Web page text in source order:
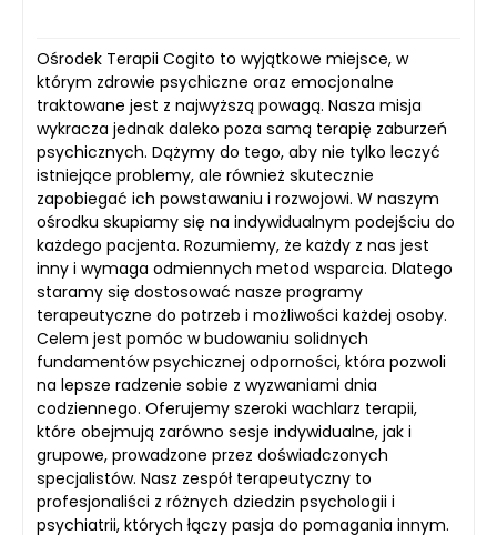
Ośrodek Terapii Cogito to wyjątkowe miejsce, w
którym zdrowie psychiczne oraz emocjonalne
traktowane jest z najwyższą powagą. Nasza misja
wykracza jednak daleko poza samą terapię zaburzeń
psychicznych. Dążymy do tego, aby nie tylko leczyć
istniejące problemy, ale również skutecznie
zapobiegać ich powstawaniu i rozwojowi. W naszym
ośrodku skupiamy się na indywidualnym podejściu do
każdego pacjenta. Rozumiemy, że każdy z nas jest
inny i wymaga odmiennych metod wsparcia. Dlatego
staramy się dostosować nasze programy
terapeutyczne do potrzeb i możliwości każdej osoby.
Celem jest pomóc w budowaniu solidnych
fundamentów psychicznej odporności, która pozwoli
na lepsze radzenie sobie z wyzwaniami dnia
codziennego. Oferujemy szeroki wachlarz terapii,
które obejmują zarówno sesje indywidualne, jak i
grupowe, prowadzone przez doświadczonych
specjalistów. Nasz zespół terapeutyczny to
profesjonaliści z różnych dziedzin psychologii i
psychiatrii, których łączy pasja do pomagania innym.